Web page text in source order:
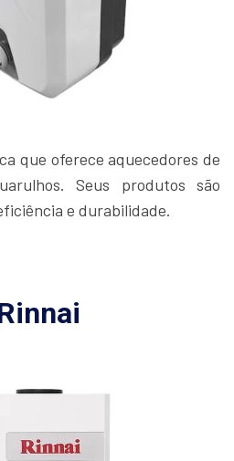
que oferece aquecedores de
Seus produtos são
e durabilidade.